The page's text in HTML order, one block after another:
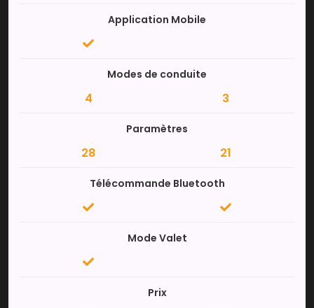
Application Mobile
Modes de conduite
4 3
Paramètres
28 21
Télécommande Bluetooth
Mode Valet
Prix